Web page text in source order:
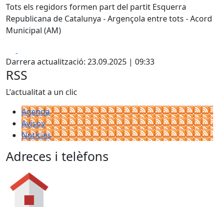
Tots els regidors formen part del partit Esquerra
Republicana de Catalunya - Argençola entre tots - Acord
Municipal (AM)
Darrera actualització: 23.09.2025 | 09:33
RSS
L'actualitat a un clic
Agenda
Avisos
Notícies
Adreces i telèfons